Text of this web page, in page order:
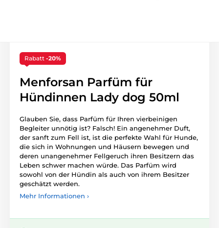
Rabatt -20%
Menforsan Parfüm für
Hündinnen Lady dog 50ml
Glauben Sie, dass Parfüm für Ihren vierbeinigen
Begleiter unnötig ist? Falsch! Ein angenehmer Duft,
der sanft zum Fell ist, ist die perfekte Wahl für Hunde,
die sich in Wohnungen und Häusern bewegen und
deren unangenehmer Fellgeruch ihren Besitzern das
Leben schwer machen würde. Das Parfüm wird
sowohl von der Hündin als auch von ihrem Besitzer
geschätzt werden.
Mehr Informationen ›